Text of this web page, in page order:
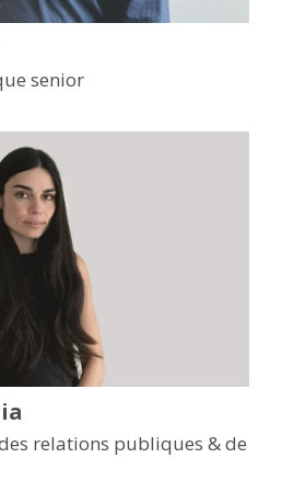
senior
relations publiques & de